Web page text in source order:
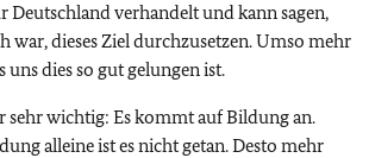
Deutschland verhandelt und kann sagen,
war, dieses Ziel durchzusetzen. Umso mehr
uns dies so gut gelungen ist.
sehr wichtig: Es kommt auf Bildung an.
alleine ist es nicht getan. Desto mehr